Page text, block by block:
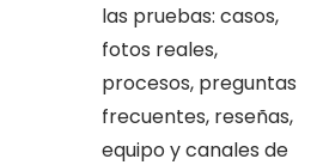
las pruebas: casos,
fotos reales,
procesos, preguntas
frecuentes, reseñas,
equipo y canales de